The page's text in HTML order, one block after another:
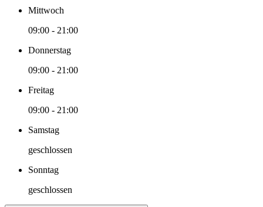
Mittwoch
09:00 - 21:00
Donnerstag
09:00 - 21:00
Freitag
09:00 - 21:00
Samstag
geschlossen
Sonntag
geschlossen